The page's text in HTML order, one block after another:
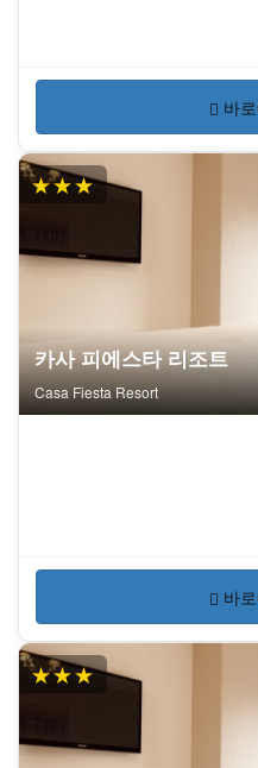
바
★★★
카사 피에스타 리조트
Casa Fiesta Resort
바
★★★